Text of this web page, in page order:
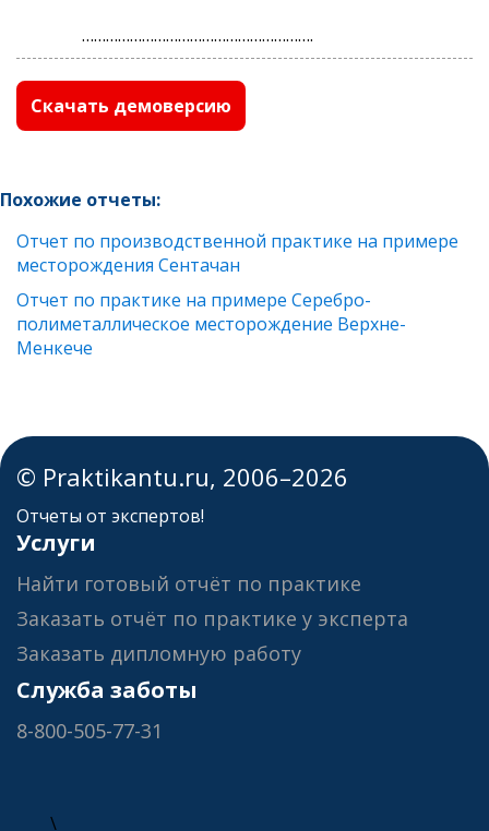
………………………………………………….
Скачать демоверсию
Похожие отчеты:
Отчет по производственной практике на примере
месторождения Сентачан
Отчет по практике на примере Серебро-
полиметаллическое месторождение Верхне-
Менкече
© Praktikantu.ru, 2006–2026
Отчеты от экспертов!
Услуги
Найти готовый отчёт по практике
Заказать отчёт по практике у эксперта
Заказать дипломную работу
Служба заботы
8-800-505-77-31
\